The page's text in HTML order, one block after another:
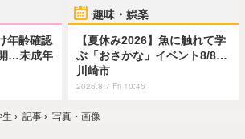
年齢確認
…未成年
趣味・娯楽
【夏休み2026】魚に触れて学
ぶ「おさかな」イベント8/8…
川崎市
2026.8.7 Fri 10:45
生 › 記事 › 写真・画像